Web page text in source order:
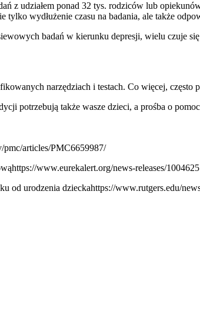
z udziałem ponad 32 tys. rodziców lub
tylko wydłużenie czasu na badania, ale także
badań w kierunku depresji, wielu czuje
narzędziach i testach. Co więcej,
potrzebują także wasze dzieci, a prośba o
articles/PMC6659987/
www.eurekalert.org/news-releases/1004625
od urodzenia dzieckahttps://www.rutgers.edu/